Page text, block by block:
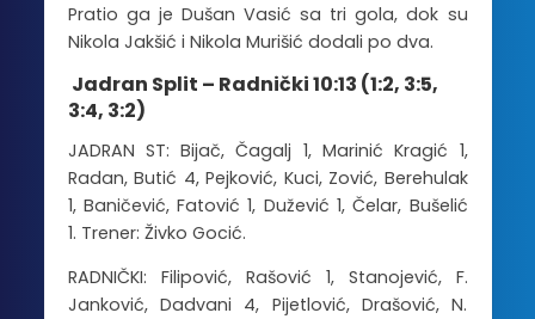
Pratio ga je Dušan Vasić sa tri gola, dok su
Nikola Jakšić i Nikola Murišić dodali po dva.
Jadran Split – Radnički 10:13 (1:2, 3:5,
3:4, 3:2)
JADRAN ST: Bijač, Čagalj 1, Marinić Kragić 1,
Radan, Butić 4, Pejković, Kuci, Zović, Berehulak
1, Baničević, Fatović 1, Dužević 1, Čelar, Bušelić
1. Trener: Živko Gocić.
RADNIČKI: Filipović, Rašović 1, Stanojević, F.
Janković, Dadvani 4, Pijetlović, Drašović, N.